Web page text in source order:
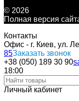
© 2026
Полная версия
Контакты
Офис - г. Киев, ул.
85Заказать звонок
+38 (050) 189 30 90
18:00
Личный кабинет